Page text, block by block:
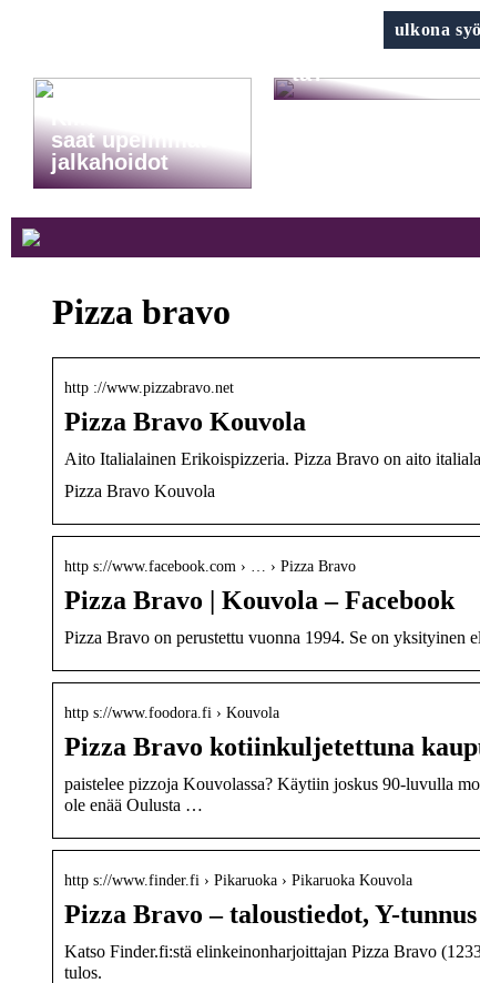
ulkona
saat upeimmat
jalkahoidot
Harkitsetko
kauneusleikkaus
ta?
Pizza bravo
http ://www.pizzabravo.net
Pizza Bravo Kouvola
Aito Italialainen Erikoispizzeria. Pizza Bravo on aito
Pizza Bravo Kouvola
http s://www.facebook.com › … › Pizza Bravo
Pizza Bravo | Kouvola – Facebook
Pizza Bravo on perustettu vuonna 1994. Se on
http s://www.foodora.fi › Kouvola
Pizza Bravo kotiinkuljetettuna
paistelee pizzoja Kouvolassa? Käytiin joskus 90-luvulla
ole enää Oulusta …
http s://www.finder.fi › Pikaruoka › Pikaruoka Kouvola
Pizza Bravo – taloustiedot, Y-
Katso Finder.fi:stä elinkeinonharjoittajan Pizza Bravo
tulos.